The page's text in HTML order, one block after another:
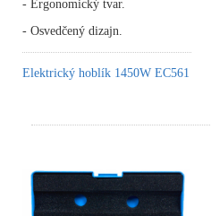
- Ergonomický tvar.
- Osvedčený dizajn.
Elektrický hoblík 1450W EC561